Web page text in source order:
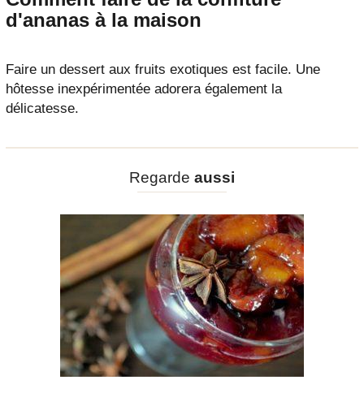
d'ananas à la maison
Faire un dessert aux fruits exotiques est facile. Une
hôtesse inexpérimentée adorera également la
délicatesse.
Regarde aussi